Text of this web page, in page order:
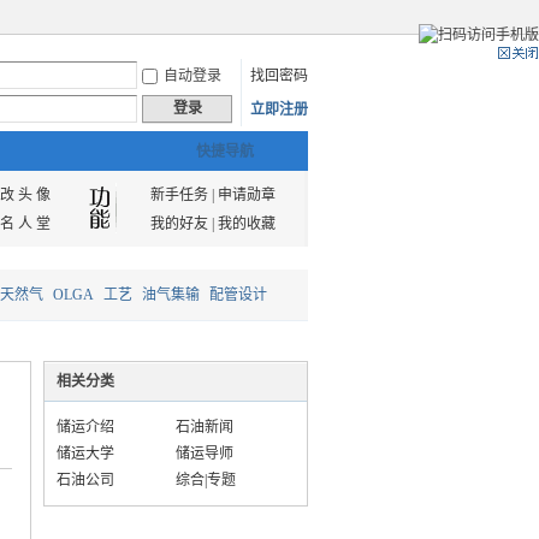
自动登录
找回密码
登录
立即注册
快捷导航
改 头 像 新手任务|
申请勋章
名 人 堂
我的好友| 我的收藏
然气 OLGA 工艺 油气集输 配管设计
相关分类
储运介绍
石油新闻
储运大学
储运导师
石油公司
综合|专题